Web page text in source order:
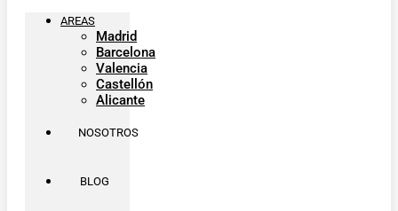
AREAS
Madrid
Barcelona
Valencia
Castellón
Alicante
NOSOTROS
BLOG